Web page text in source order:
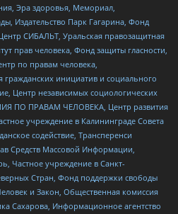
Эра здоровья, Мемориал,
Издательство Парк Гагарина, Фонд
СИБАЛЬТ, Уральская правозащитная
прав человека, Фонд защиты гласности,
по правам человека,
инициатив и социального
Центр независимых социологических
ПО ПРАВАМ ЧЕЛОВЕКА, Центр развития
учреждение в Калининграде Совета
содействие, Трансперенси
Средств Массовой Информации,
Частное учреждение в Санкт-
Стран, Фонд поддержки свободы
и Закон, Общественная комиссия
Сахарова, Информационное агентство